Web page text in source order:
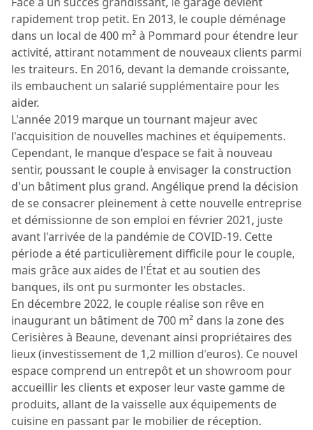
rapidement trop petit. En 2013, le couple déménage
dans un local de 400 m² à Pommard pour étendre leur
activité, attirant notamment de nouveaux clients parmi
les traiteurs. En 2016, devant la demande croissante,
ils embauchent un salarié supplémentaire pour les
aider.
L'année 2019 marque un tournant majeur avec
l'acquisition de nouvelles machines et équipements.
Cependant, le manque d'espace se fait à nouveau
sentir, poussant le couple à envisager la construction
d'un bâtiment plus grand. Angélique prend la décision
de se consacrer pleinement à cette nouvelle entreprise
et démissionne de son emploi en février 2021, juste
avant l'arrivée de la pandémie de COVID-19. Cette
période a été particulièrement difficile pour le couple,
mais grâce aux aides de l'État et au soutien des
banques, ils ont pu surmonter les obstacles.
En décembre 2022, le couple réalise son rêve en
inaugurant un bâtiment de 700 m² dans la zone des
Cerisières à Beaune, devenant ainsi propriétaires des
lieux (investissement de 1,2 million d'euros). Ce nouvel
espace comprend un entrepôt et un showroom pour
accueillir les clients et exposer leur vaste gamme de
produits, allant de la vaisselle aux équipements de
cuisine en passant par le mobilier de réception.